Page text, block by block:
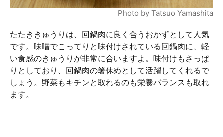
Photo by Tatsuo Yamashita
たたききゅうりは、回鍋肉に良く合うおかずとして人気
です。味噌でこってりと味付けされている回鍋肉に、軽
い食感のきゅうりが非常に合いますよ。味付けもさっぱ
りとしており、回鍋肉の箸休めとして活躍してくれるで
しょう。野菜もキチンと取れるのも栄養バランスも取れ
ます。